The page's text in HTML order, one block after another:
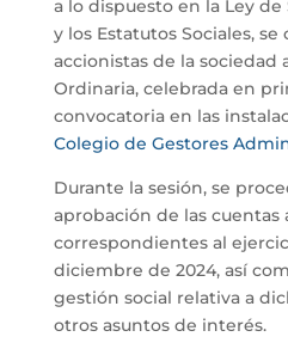
a lo dispuesto en la Ley
y los Estatutos Sociales, se
accionistas de la sociedad
Ordinaria, celebrada en
convocatoria en las
Colegio de Gestores
Durante la sesión, se
aprobación de las cuentas
correspondientes al
diciembre de 2024, así
gestión social relativa a
otros asuntos de interés.